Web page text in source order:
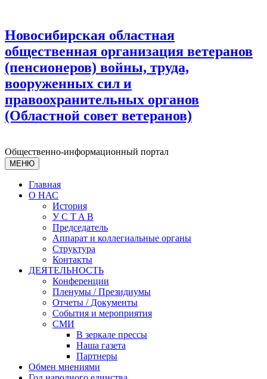
Новосибирская областная
общественная организация ветеранов
(пенсионеров) войны, труда,
вооруженных сил и
правоохранительных органов
(Областной совет ветеранов)
Общественно-информационный портал
МЕНЮ
Главная
О НАС
История
У С T A B
Председатель
Аппарат и коллегиальные органы
Структура
Контакты
ДЕЯТЕЛЬНОСТЬ
Конференции
Пленумы / Президиумы
Отчеты / Документы
События и мероприятия
СМИ
В зеркале прессы
Наша газета
Партнеры
Обмен мнениями